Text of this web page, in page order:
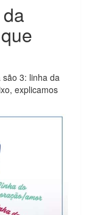
3: linha da
explicamos